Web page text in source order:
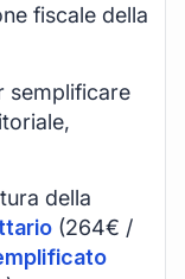
fiscale della
semplificare
della
(264€ /